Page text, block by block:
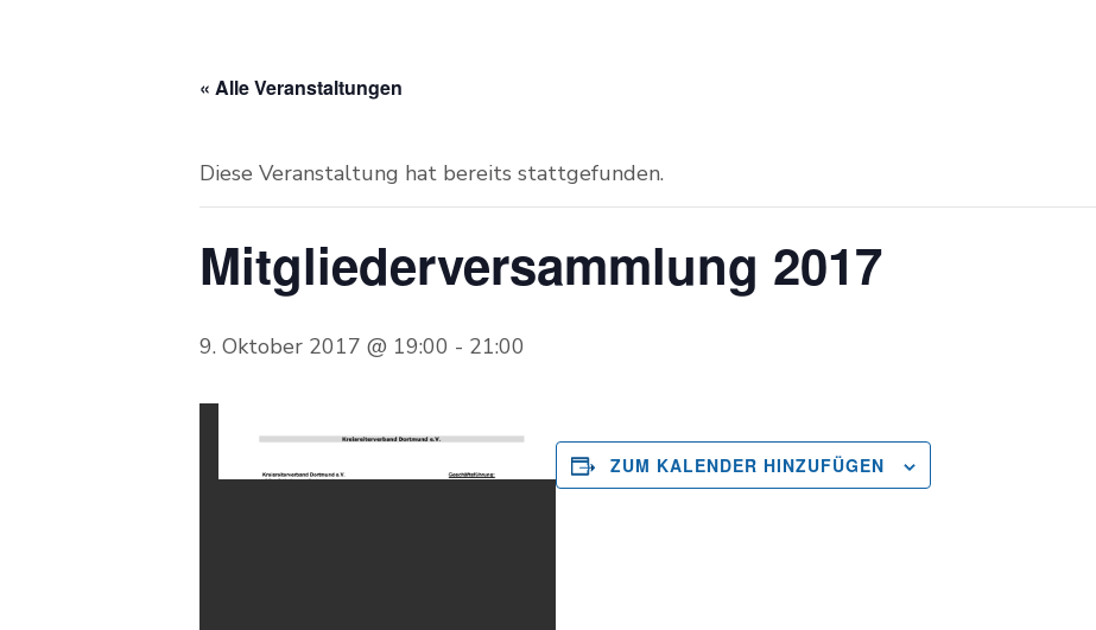
« Alle Veranstaltungen
Diese Veranstaltung hat bereits stattgefunden.
Mitgliederversammlung 2017
9. Oktober 2017 @ 19:00 - 21:00
ZUM KALENDER HINZUFÜGEN